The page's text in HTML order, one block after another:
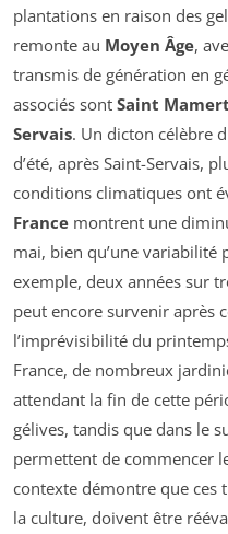
plantations en raison des
remonte au Moyen Âge,
transmis de génération en
associés sont Saint Mamert
Servais. Un dicton célèbre
d’été, après Saint-Servais,
conditions climatiques ont
France montrent une
mai, bien qu’une variabilité
exemple, deux années sur
peut encore survenir après
l’imprévisibilité du
France, de nombreux
attendant la fin de cette
gélives, tandis que dans le
permettent de commencer
contexte démontre que ces
la culture, doivent être